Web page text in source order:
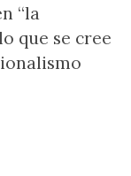
“la
que se cree